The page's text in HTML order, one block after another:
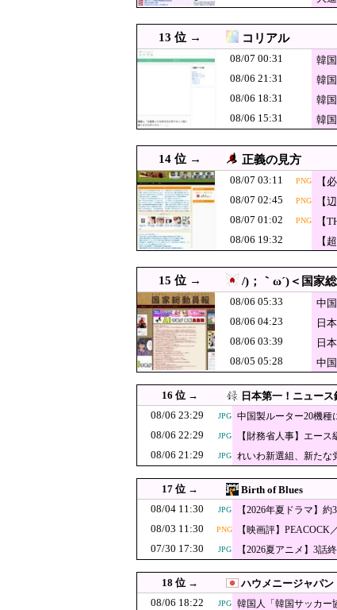
08/06 20:09
「こんな事に
強制置き配
08/06 20:09 JPG 日本デビュー決定の
08/06 20:08 PNG 【悲報】へずま
を設けた方がいい
08/06 20:00 JPG 【衝撃】中国製ルータ
【速報】れいわ新選組
08/06 20:00 韓国人「KOSPI史上最
08/06 20:00 【衝撃】韓国人「日
08/06 19:55 秋田市に日本最大級
08/06 19:41 JPG 【朗報】韓国が
08/06 19:40 JPG 【熊本地震】
08/06 19:32 【超絶朗報】「れいわ
08/06 19:30 JPG 【速報】れいわ新選組
08/06 19:29 JPG 松のや「ママ応援企
08/06 19:23 【中央日報】日本の地
08/06 19:10 JPG ウクライナ軍参
08/06 19:10 PNG 【速報】共産
ら排除された
08/06 19:09 消費税減税に
08/06 19:08 PNG
【悲報】町のお
ｗｗｗｗ
08/06 19:07 JPG 【朗報】日産e-power
08/06 19:00 PNG 韓国人「日本は今
08/06 19:00 米穀商社の木徳神糧4-
08/06 19:00 JPG 韓国人「マクドナル
08/06 19:00 JPG 【衝撃】韓国人「日
08/06 18:55 韓国SNS 日本の地震
08/06 18:34 PNG 河合ゆうすけ「来年8
の声を上げています」
08/06 18:31 韓国人「日本にし
13 位 → コリアル
08/07 00:31
韓
08/06 21:31
韓
08/06 18:31
韓
08/06 15:31
韓
14 位 → 正義の見方
08/07 03:11 PNG
【
08/07 02:45
PNG
【
て
08/07 01:02 PNG
【
08/06 19:32
【
15 位 → /)；｀ω´)＜国家
08/06 05:33
中
削
08/06 04:23
日
「
08/06 03:39
日
員
08/05 05:28
中
16 位 →
日本第一！ニュース
08/06 23:29
JPG 中国製ルーター20機
08/06 22:29 JPG 【財務省人事】エー
08/06 21:29 JPG れいわ新選組、新たな
17 位 →
Birth of Blues
08/04 11:30
JPG 【2026年夏ドラマ】
08/03 11:30 PNG 【映画評】PEACOCK
07/30 17:30 JPG 【2026夏アニメ】3話
18 位 →
ハウメニージャパン
08/06 18:22
JPG 韓国人「韓国サッカー